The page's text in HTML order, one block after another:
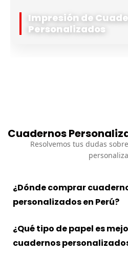
Impresión de
Personalizados
Cuadernos
Resolvemos tus dudas
¿Dónde comprar
personalizados en Perú?
¿Qué tipo de papel es
cuadernos